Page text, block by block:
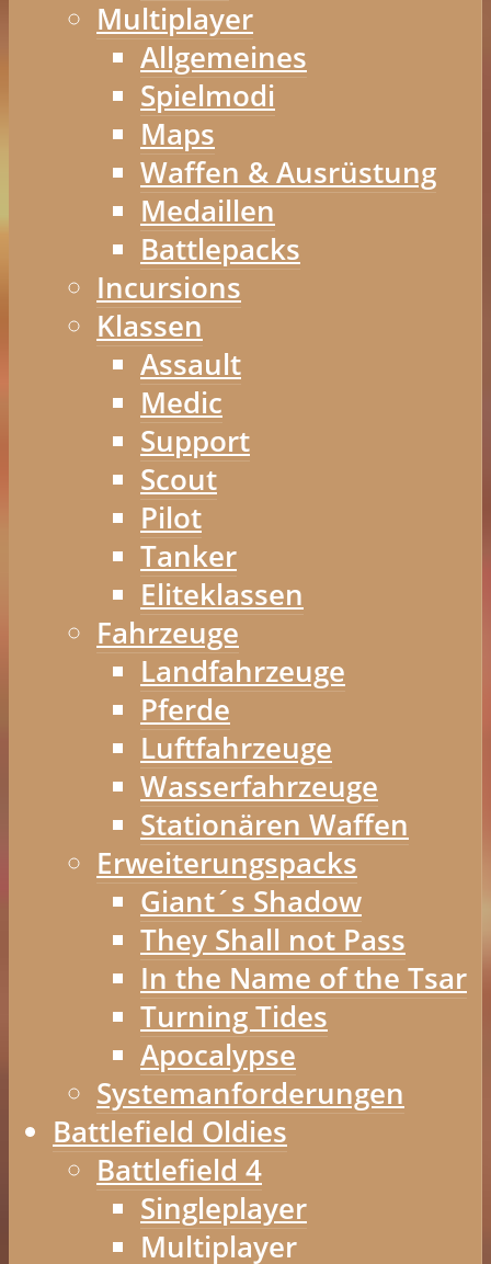
Multiplayer
Allgemeines
Spielmodi
Maps
Waffen & Ausrüstung
Medaillen
Battlepacks
Incursions
Klassen
Assault
Medic
Support
Scout
Pilot
Tanker
Eliteklassen
Fahrzeuge
Landfahrzeuge
Pferde
Luftfahrzeuge
Wasserfahrzeuge
Stationären Waffen
Erweiterungspacks
Giant´s Shadow
They Shall not Pass
In the Name of the Tsar
Turning Tides
Apocalypse
Systemanforderungen
Battlefield Oldies
Battlefield 4
Singleplayer
Multiplayer